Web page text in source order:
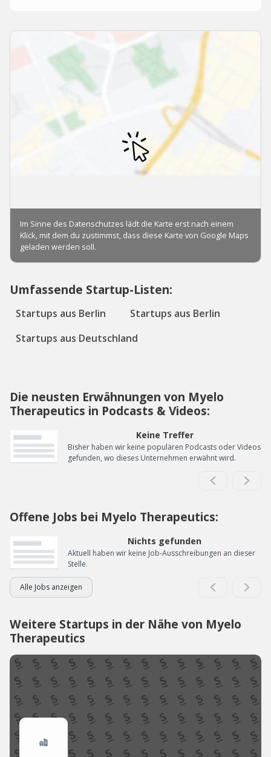
Umfassende Startup-Listen:
Startups aus Berlin
Startups aus Berlin
Startups aus Deutschland
Die neusten Erwähnungen von Myelo
Therapeutics in Podcasts & Videos:
Keine Treffer
Bisher haben wir keine populären Podcasts oder Videos
gefunden, wo dieses Unternehmen erwähnt wird.
Offene Jobs bei Myelo Therapeutics:
Nichts gefunden
Aktuell haben wir keine Job-Ausschreibungen an dieser
Stelle.
Alle Jobs anzeigen
Weitere Startups in der Nähe von Myelo
Therapeutics